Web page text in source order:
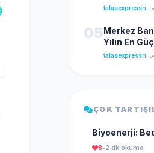
•
05Merkez
Yılın En
Yönde
•
ÇOK
Biyoenerji:
8•2 dk okuma